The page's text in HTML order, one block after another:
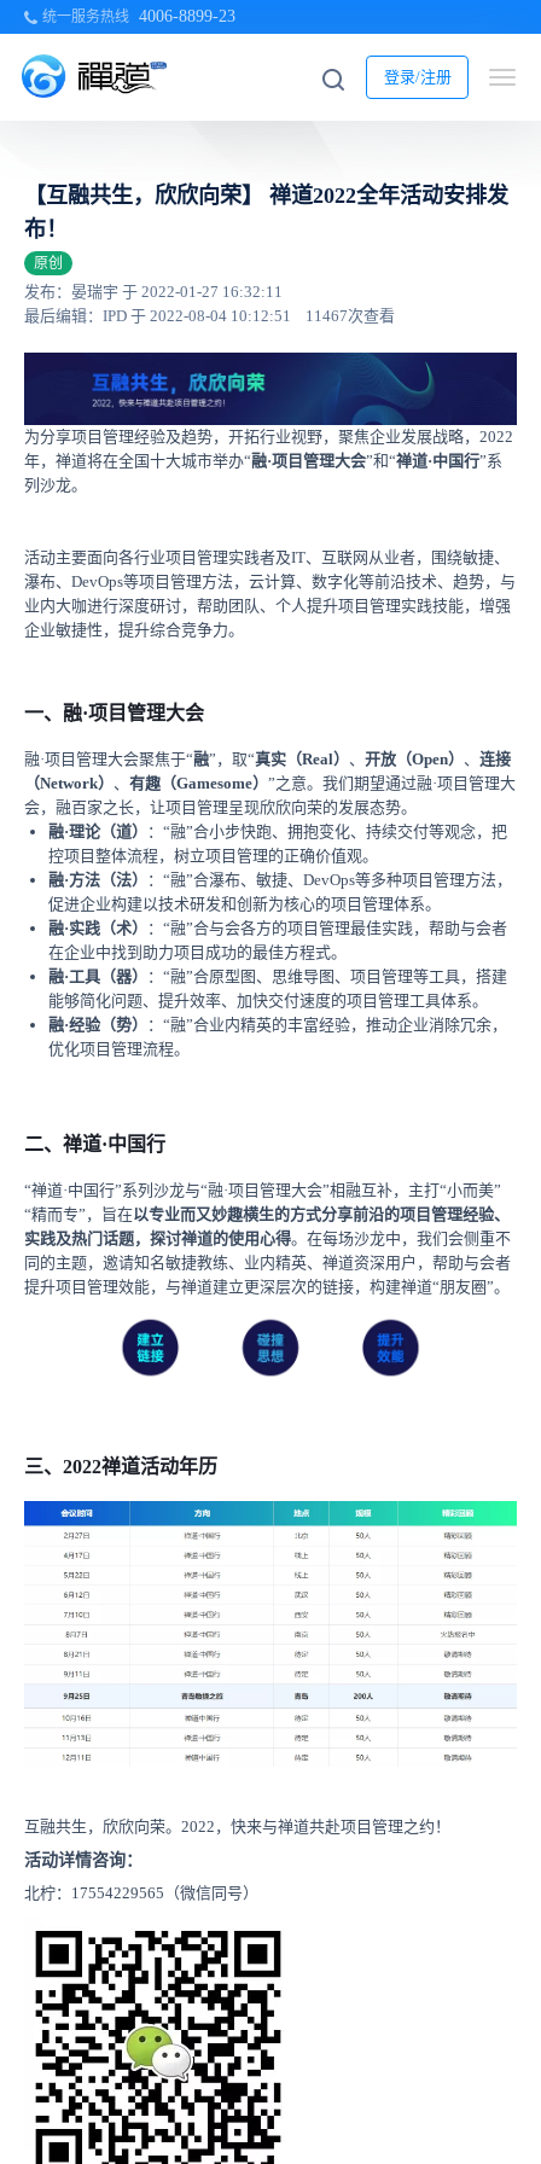
统一服务热线 4006-8899-23
登录/注册
【互融共生，欣欣向荣】 禅道2022全年活动安排发
布！
原创
发布：晏瑞宇 于 2022-01-27 16:32:11
最后编辑：IPD 于 2022-08-04 10:12:51
11467次查看
为分享项目管理经验及趋势，开拓行业视野，聚焦企业发展战略，2022
年，禅道将在全国十大城市举办“融·项目管理大会”和“禅道·中国行”系
列沙龙。
活动主要面向各行业项目管理实践者及IT、互联网从业者，围绕敏捷、
瀑布、DevOps等项目管理方法，云计算、数字化等前沿技术、趋势，与
业内大咖进行深度研讨，帮助团队、个人提升项目管理实践技能，增强
企业敏捷性，提升综合竞争力。
一、融·项目管理大会
融·项目管理大会聚焦于“融”，取“真实（Real） 、 开放（Open） 、 连接
（Network） 、 有趣（Gamesome） ”之意。我们期望通过融·项目管理大
会，融百家之长，让项目管理呈现欣欣向荣的发展态势。
融·理论（道）
：“融”合小步快跑、拥抱变化、持续交付等观念，把
控项目整体流程，树立项目管理的正确价值观。
融·方法 （法）
：“融”合瀑布、敏捷、DevOps等多种项目管理方法，
促进企业构建以技术研发和创新为核心的项目管理体系。
融·实践 （术）
：“融”合与会各方的项目管理最佳实践，帮助与会者
在企业中找到助力项目成功的最佳方程式。
融·工具 （器）
：“融”合原型图、思维导图、项目管理等工具，搭建
能够简化问题、提升效率、加快交付速度的项目管理工具体系。
融·经验 （势）
：“融”合业内精英的丰富经验，推动企业消除冗余，
优化项目管理流程。
二、禅道·中国行
“禅道·中国行”系列沙龙与“融·项目管理大会”相融互补，主打“小而美”
“精而专”，旨在以专业而又妙趣横生的方式分享前沿的项目管理经验、
实践及热门话题，探讨禅道的使用心得。在每场沙龙中，我们会侧重不
同的主题，邀请知名敏捷教练、业内精英、禅道资深用户，帮助与会者
提升项目管理效能，与禅道建立更深层次的链接，构建禅道“朋友圈”。
三、2022禅道活动年历
互融共生，欣欣向荣。2022，快来与禅道共赴项目管理之约！
活动详情咨询：
北柠：17554229565 （微信同号）